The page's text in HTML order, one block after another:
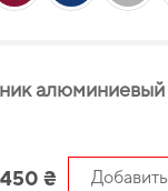
алюминиевый
₴ Добавить